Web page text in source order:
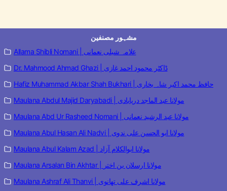
مشہور مصنفین
Allama Shibli Nomani | علامہ شبلی نعمانی
Dr. Mahmood Ahmad Ghazi | ڈاکٹر محمود احمد غازی
Hafiz Muhammad Akbar Shah Bukhari | حافظ محمد اکبر شاہ بخاری
Maulana Abdul Majid Daryabadi | مولانا عبد الماجد دریابادی
Maulana Abd Ur Rasheed Nomani | مولانا عبد الرشید نعمانی
Maulana Abul Hasan Ali Nadvi | مولانا ابو الحسن علی ندوی
Maulana Abul Kalam Azad | مولانا ابوالکلام آزاد
Maulana Arsalan Bin Akhtar | مولانا ارسلان بن اختر
Maulana Ashraf Ali Thanvi | مولانا اشرف علی تھانوی